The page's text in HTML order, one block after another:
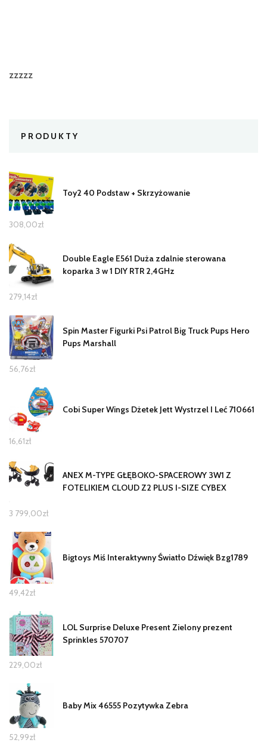
zzzzz
PRODUKTY
Toy2 40 Podstaw + Skrzyżowanie
308,00zł
Double Eagle E561 Duża zdalnie sterowana
koparka 3 w 1 DIY RTR 2,4GHz
279,14zł
Spin Master Figurki Psi Patrol Big Truck Pups Hero
Pups Marshall
56,76zł
Cobi Super Wings Dżetek Jett Wystrzel I Leć 710661
16,61zł
ANEX M-TYPE GŁĘBOKO-SPACEROWY 3W1 Z
FOTELIKIEM CLOUD Z2 PLUS I-SIZE CYBEX
3 799,00zł
Bigtoys Miś Interaktywny Światło Dźwięk Bzg1789
49,42zł
LOL Surprise Deluxe Present Zielony prezent
Sprinkles 570707
229,00zł
Baby Mix 46555 Pozytywka Zebra
52,99zł